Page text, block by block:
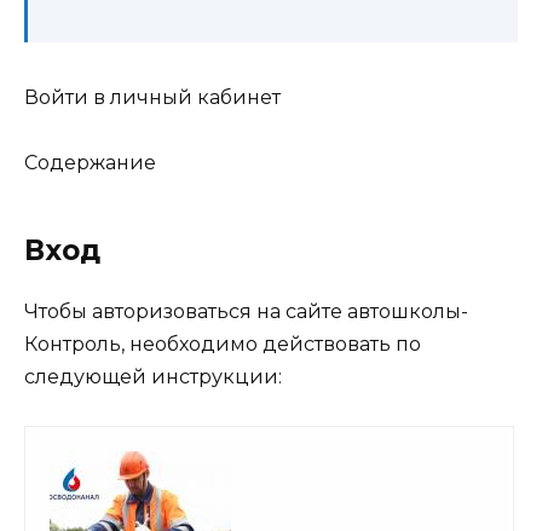
Войти в личный кабинет
Содержание
Вход
Чтобы авторизоваться на сайте автошколы-
Контроль, необходимо действовать по
следующей инструкции: